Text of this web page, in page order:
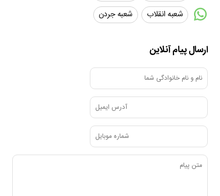
شعبه انقلاب
شعبه جردن
ارسال پیام آنلاین